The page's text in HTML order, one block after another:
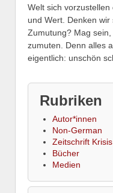
Welt sich
und Wert. Denken
Zumutung? Mag
zumuten. Denn alles
eigentlich: unschön
Rubriken
Autor*innen
Non-German
Zeitschrift Krisis
Bücher
Medien